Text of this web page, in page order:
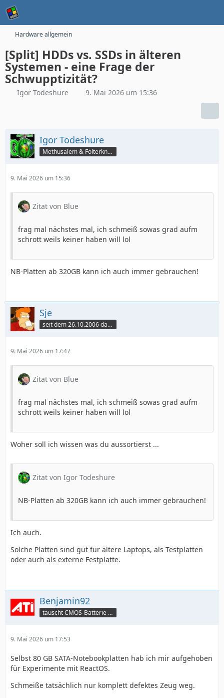
Hardware allgemein
[Split] HDDs vs. SSDs in älteren
Systemen - eine Frage der
Schwupptizität?
Igor Todeshure 9. Mai 2026 um 15:36
Igor Todeshure
Methusalem & Folterknecht
9. Mai 2026 um 15:36
Zitat von Blue
frag mal nächstes mal, ich schmeiß sowas grad aufm
schrott weils keiner haben will lol
NB-Platten ab 320GB kann ich auch immer gebrauchen!
Sje
seit dem 26.10.2006 dabei
9. Mai 2026 um 17:47
Zitat von Blue
frag mal nächstes mal, ich schmeiß sowas grad aufm
schrott weils keiner haben will lol
Woher soll ich wissen was du aussortierst ...
Zitat von Igor Todeshure
NB-Platten ab 320GB kann ich auch immer gebrauchen!
Ich auch.
Solche Platten sind gut für ältere Laptops, als Testplatten
oder auch als externe Festplatte.
Benjamin92
tauscht CMOS-Batterie per TeamViewer
9. Mai 2026 um 17:53
Selbst 80 GB SATA-Notebookplatten hab ich mir aufgehoben
für Experimente mit ReactOS.
Schmeiße tatsächlich nur komplett defektes Zeug weg.